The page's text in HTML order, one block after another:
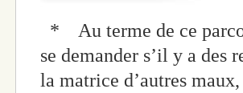
* Au terme de ce
se demander s’il y a des
la matrice d’autres